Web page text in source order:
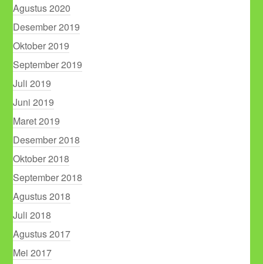
Agustus 2020
Desember 2019
Oktober 2019
September 2019
Juli 2019
Juni 2019
Maret 2019
Desember 2018
Oktober 2018
September 2018
Agustus 2018
Juli 2018
Agustus 2017
Mei 2017